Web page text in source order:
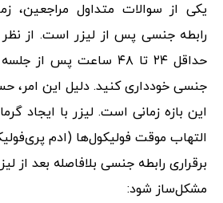
یکی از سوالات متداول مراجعین،
رابطه جنسی پس از لیزر است. از
حداقل ۲۴ تا ۴۸ ساعت پس
جنسی خودداری کنید. دلیل این امر،
این بازه زمانی است. لیزر با ایجاد
التهاب موقت فولیکول‌ها (ادم
برقراری رابطه جنسی بلافاصله بعد از
مشکل‌ساز شود: